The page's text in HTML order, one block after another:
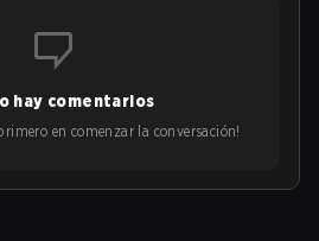
hay comentarios
en comenzar la conversación!